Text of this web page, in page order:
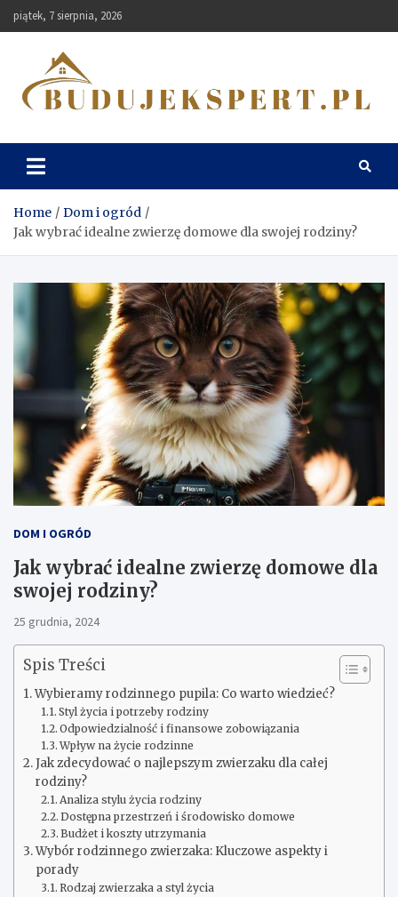
Skip
to
piątek, 7 sierpnia, 2026
Budujekspert
Home
Dom i ogród
Jak wybrać idealne zwierzę domowe dla swojej rodziny?
DOM I OGRÓD
Jak wybrać idealne zwierzę domowe dla
swojej rodziny?
25 grudnia, 2024
Spis Treści
Wybieramy rodzinnego pupila: Co warto wiedzieć?
Styl życia i potrzeby rodziny
Odpowiedzialność i finansowe zobowiązania
Wpływ na życie rodzinne
Jak zdecydować o najlepszym zwierzaku dla całej
rodziny?
Analiza stylu życia rodziny
Dostępna przestrzeń i środowisko domowe
Budżet i koszty utrzymania
Wybór rodzinnego zwierzaka: Kluczowe aspekty i
porady
Rodzaj zwierzaka a styl życia